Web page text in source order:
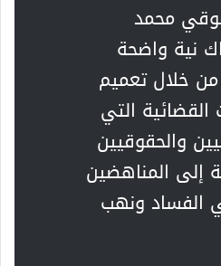
محمد
نية واضحة
من خلال تعميم
القضائية التي
والحقوقيين
إلى المناهضين
الفساد ونهب